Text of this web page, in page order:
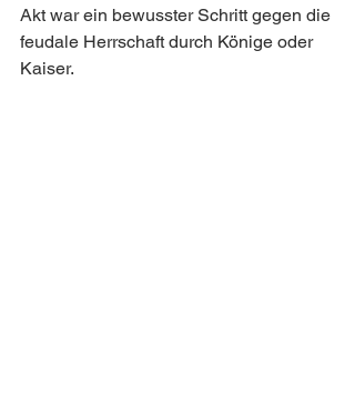
Akt war ein bewusster Schritt gegen die
feudale Herrschaft durch Könige oder
Kaiser.